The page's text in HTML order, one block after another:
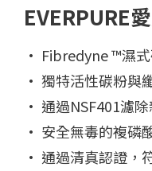
EVERPURE
• Fibredyne ™濕
• 獨特活性碳粉與
• 通過NSF401濾
• 安全無毒的複磷
• 通過清真認證，